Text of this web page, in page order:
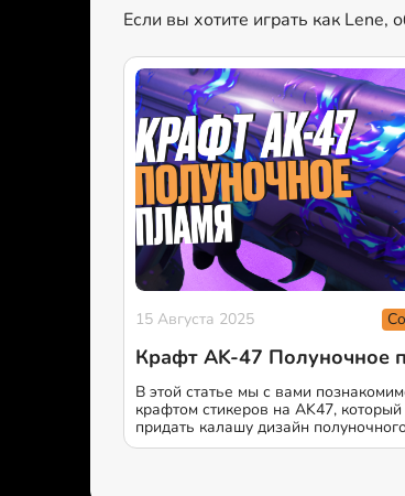
Если вы хотите играть как Lene,
15 Августа 2025
Крафт AK-47 Полуночное
В этой статье мы с вами
крафтом стикеров на AK47,
придать калашу дизайн